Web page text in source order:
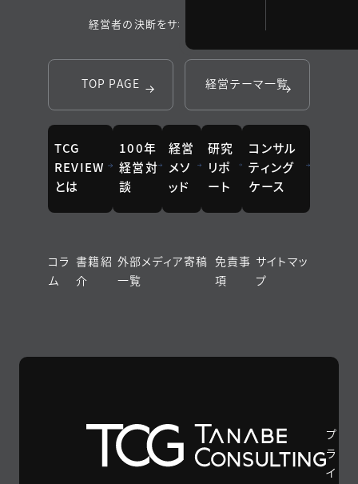
経営者の決断をサポートするメディア
TOP PAGE 経営テーマ一覧
TCG
REVIEW
とは
100年
経営対
談
経営
メソ
ッド
研究
リポ
ート
コンサル
ティング
ケース
コラ
ム
書籍紹
介
外部メディア寄稿
一覧
免責事
項
サイトマッ
プ
プ
ラ
イ